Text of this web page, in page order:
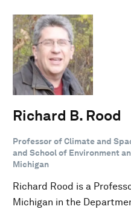
Richard B. Rood
Professor of Climate and
and School of Environment
Michigan
Richard Rood is a
Michigan in the